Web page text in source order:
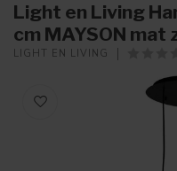
Light en Living
cm MAYSON
LIGHT EN LIVING